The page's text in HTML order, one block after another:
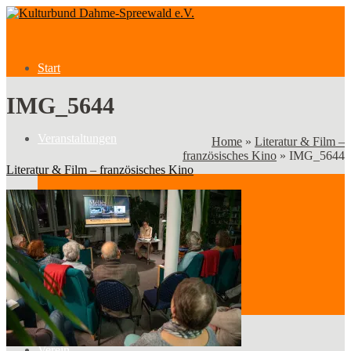
Start
Veranstaltungen
Veranstaltungen
Kategorien
IMG_5644
Home » Literatur & Film –
französisches Kino » IMG_5644
Literatur & Film – französisches Kino